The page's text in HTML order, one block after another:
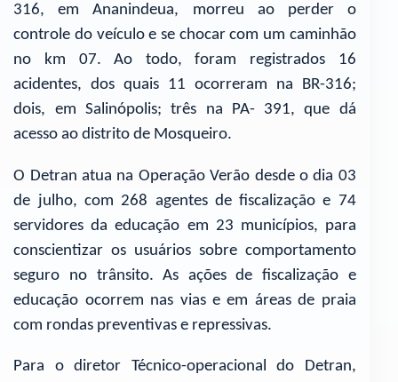
316, em Ananindeua, morreu ao perder o
controle do veículo e se chocar com um caminhão
no km 07. Ao todo, foram registrados 16
acidentes, dos quais 11 ocorreram na BR-316;
dois, em Salinópolis; três na PA- 391, que dá
acesso ao distrito de Mosqueiro.
O Detran atua na Operação Verão desde o dia 03
de julho, com 268 agentes de fiscalização e 74
servidores da educação em 23 municípios, para
conscientizar os usuários sobre comportamento
seguro no trânsito. As ações de fiscalização e
educação ocorrem nas vias e em áreas de praia
com rondas preventivas e repressivas.
Para o diretor Técnico-operacional do Detran,